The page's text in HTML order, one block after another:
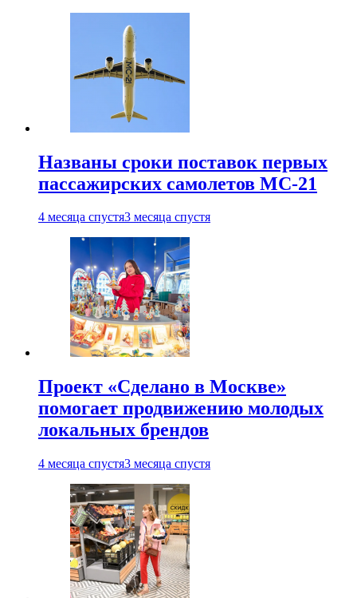
Названы сроки поставок первых
пассажирских самолетов МС-21
4 месяца спустя3 месяца спустя
Проект «Сделано в Москве»
помогает продвижению молодых
локальных брендов
4 месяца спустя3 месяца спустя